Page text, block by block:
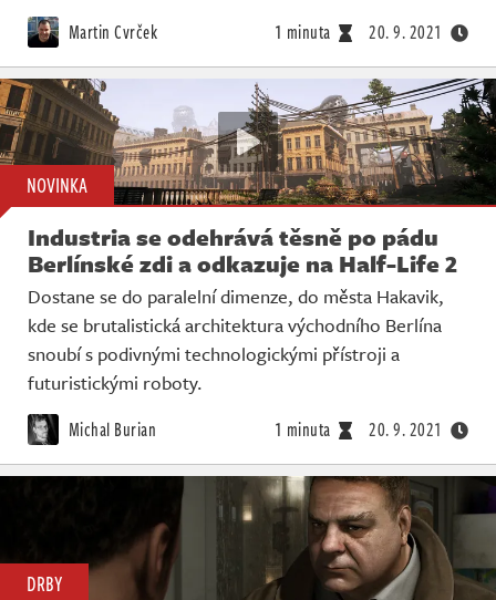
Martin Cvrček 1 minuta 20. 9. 2021
NOVINKA
Industria se odehrává těsně po pádu
Berlínské zdi a odkazuje na Half-Life 2
Dostane se do paralelní dimenze, do města Hakavik,
kde se brutalistická architektura východního Berlína
snoubí s podivnými technologickými přístroji a
futuristickými roboty.
Michal Burian 1 minuta 20. 9. 2021
DRBY